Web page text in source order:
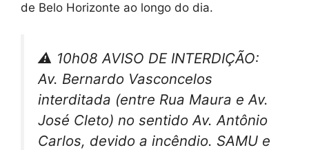
de Belo Horizonte ao longo do dia.
⚠️ 10h08 AVISO DE INTERDIÇÃO:
Av. Bernardo Vasconcelos
interditada (entre Rua Maura e Av.
José Cleto) no sentido Av. Antônio
Carlos, devido a incêndio. SAMU e